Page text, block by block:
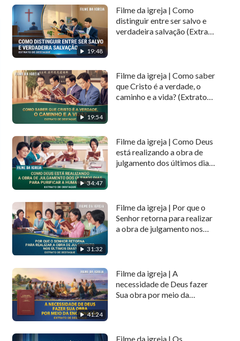
19:48
Filme da igreja | Como
distinguir entre ser salvo e
verdadeira salvação (Extrato
19:54
Filme da igreja | Como saber
que Cristo é a verdade, o
caminho e a vida? (Extrato
34:47
Filme da igreja | Como Deus
está realizando a obra de
julgamento dos últimos dias
31:32
Filme da igreja | Por que o
Senhor retorna para realizar
a obra de julgamento nos
41:24
Filme da igreja | A
necessidade de Deus fazer
Sua obra por meio da
Filme da igreja | Os